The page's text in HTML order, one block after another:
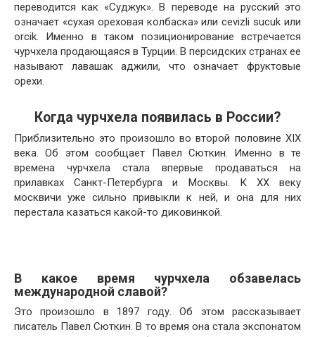
переводится как «Суджук». В переводе на русский это
означает «сухая ореховая колбаска» или cevizli sucuk или
orcik. Именно в таком позиционирование встречается
чурчхела продающаяся в Турции. В персидских странах ее
называют лавашак аджили, что означает фруктовые
орехи.
Когда чурчхела появилась в России?
Приблизительно это произошло во второй половине XIX
века. Об этом сообщает Павел Сюткин. Именно в те
времена чурчхела стала впервые продаваться на
прилавках Санкт-Петербурга и Москвы. К XX веку
москвичи уже сильно привыкли к ней, и она для них
перестала казаться какой-то диковинкой.
В какое время чурчхела обзавелась
международной славой?
Это произошло в 1897 году. Об этом рассказывает
писатель Павел Сюткин. В то время она стала экспонатом